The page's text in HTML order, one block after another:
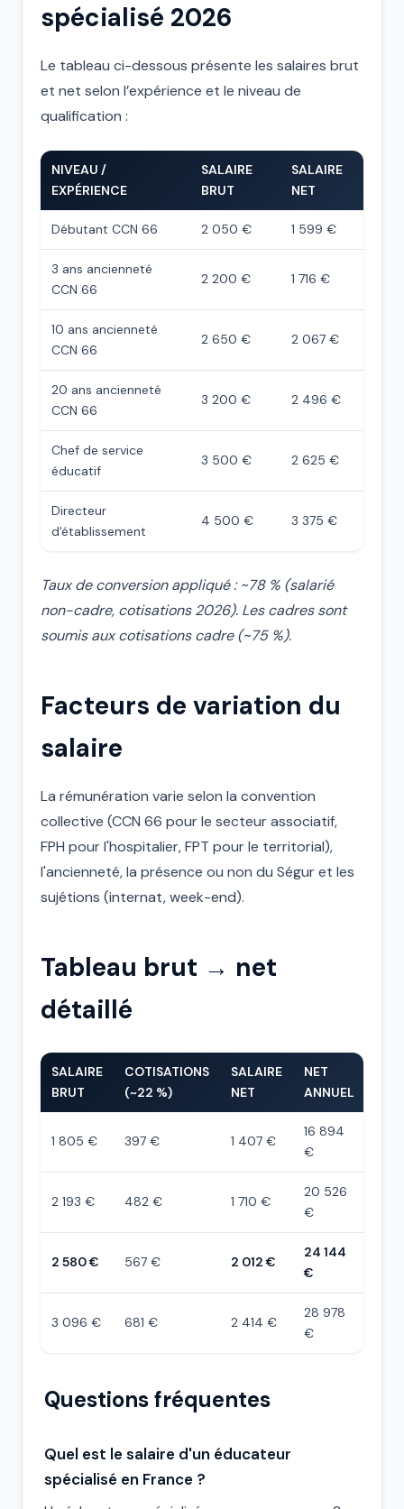
spécialisé 2026
Le tableau ci-dessous présente les salaires brut
et net selon l’expérience et le niveau de
qualification :
NIVEAU /
EXPÉRIENCE
SALAIRE
BRUT
SALAIRE
NET
Débutant CCN 66 2 050 € 1 599 €
3 ans ancienneté
CCN 66
2 200 € 1 716 €
10 ans ancienneté
CCN 66
2 650 € 2 067 €
20 ans ancienneté
CCN 66
3 200 € 2 496 €
Chef de service
éducatif
3 500 € 2 625 €
Directeur
d'établissement
4 500 € 3 375 €
Taux de conversion appliqué : ~78 % (salarié
non-cadre, cotisations 2026). Les cadres sont
soumis aux cotisations cadre (~75 %).
Facteurs de variation du
salaire
La rémunération varie selon la convention
collective (CCN 66 pour le secteur associatif,
FPH pour l'hospitalier, FPT pour le territorial),
l'ancienneté, la présence ou non du Ségur et les
sujétions (internat, week-end).
Tableau brut → net
détaillé
SALAIRE
BRUT
COTISATIONS
(~22 %)
SALAIRE
NET
NET
ANNUEL
1 805 € 397 € 1 407 €
16 894
€
2 193 € 482 € 1 710 €
20 526
€
2 580 € 567 € 2 012 €
24 144
€
3 096 € 681 € 2 414 €
28 978
€
Questions fréquentes
Quel est le salaire d'un éducateur
spécialisé en France ?